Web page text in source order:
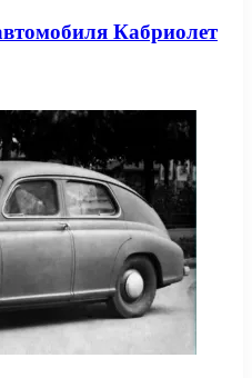
Кабриолет